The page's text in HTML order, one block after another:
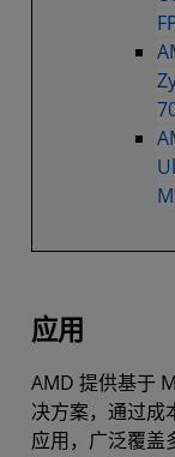
应用
AMD 提供基于
决方案，通过成
应用，广泛覆盖